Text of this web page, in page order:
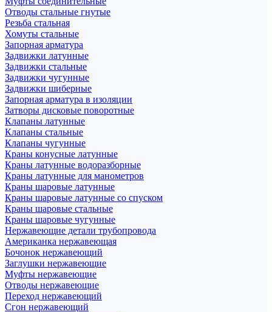
Отводы стальные гнутые
Резьба стальная
Хомуты стальные
Запорная арматура
Задвижки латунные
Задвижки стальные
Задвижки чугунные
Задвижки шиберные
Запорная арматура в изоляции
Затворы дисковые поворотные
Клапаны латунные
Клапаны стальные
Клапаны чугунные
Краны конусные латунные
Краны латунные водоразборные
Краны латунные для манометров
Краны шаровые латунные
Краны шаровые латунные со спуском
Краны шаровые стальные
Краны шаровые чугунные
Нержавеющие детали трубопровода
Американка нержавеющая
Бочонок нержавеющий
Заглушки нержавеющие
Муфты нержавеющие
Отводы нержавеющие
Переход нержавеющий
Сгон нержавеющий